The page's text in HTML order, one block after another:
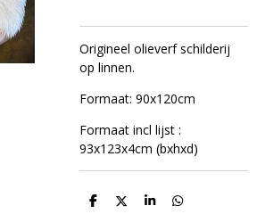
Origineel olieverf schilderij
op linnen.
Formaat: 90x120cm
Formaat incl lijst :
93x123x4cm (bxhxd)
D
D
S
D